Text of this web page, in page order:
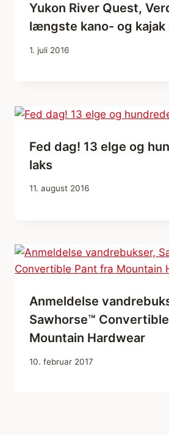
Yukon River Quest,
længste kano- og kajak
1. juli 2016
Fed dag! 13 elge og
laks
11. august 2016
Anmeldelse
Sawhorse™
Mountain Hardwear
10. februar 2017